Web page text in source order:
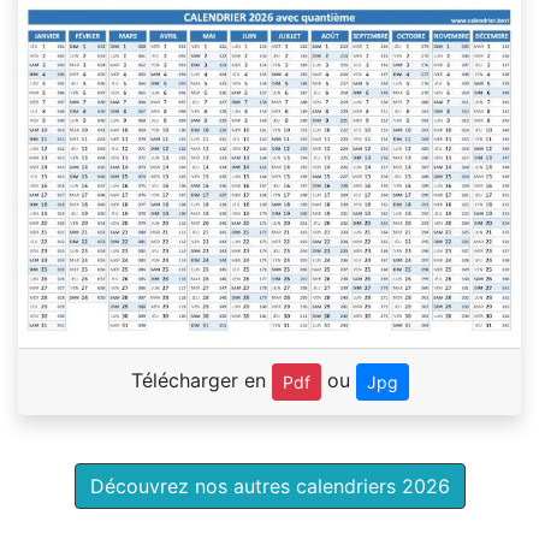
Télécharger en Pdf ou Jpg
Découvrez nos autres calendriers 2026